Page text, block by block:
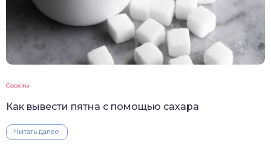
Советы
Как вывести пятна с помощью сахара
Читать далее